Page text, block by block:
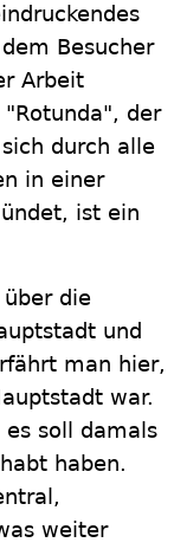
Besucher
Arbeit
der
durch alle
in einer
ist ein
die
und
man hier,
war.
es soll damals
haben.
weiter